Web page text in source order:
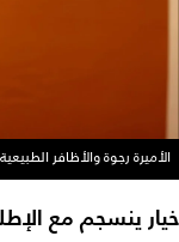
الأميرة رجوة والأظافر
خيار ينسجم مع